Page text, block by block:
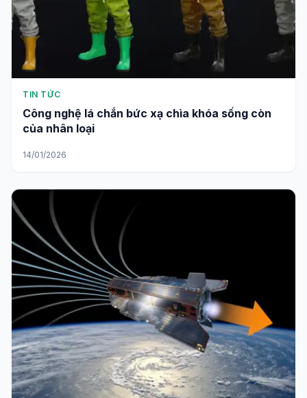
TIN TỨC
Công nghệ lá chắn bức xạ chìa khóa sống còn
của nhân loại
14/01/2026